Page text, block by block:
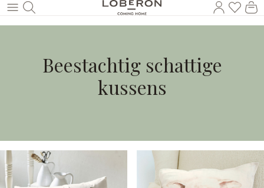
Naar de hoofdinhoud
U
Beestachtig schattige
kussens